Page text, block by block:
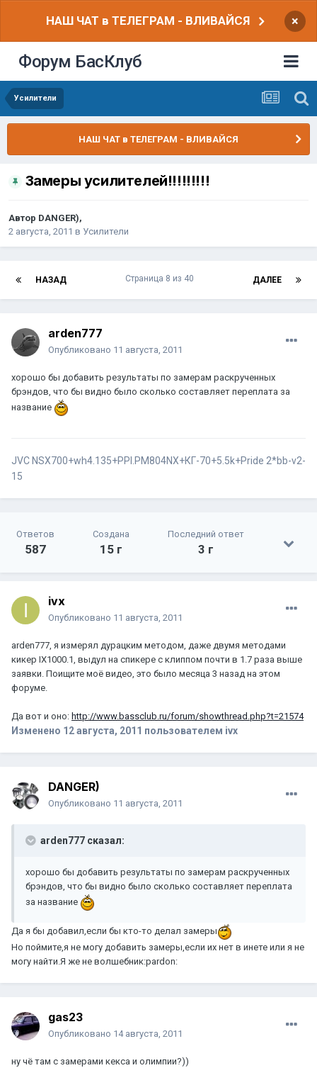
НАШ ЧАТ в ТЕЛЕГРАМ - ВЛИВАЙСЯ ×
Форум БасКлуб
Усилители
НАШ ЧАТ в ТЕЛЕГРАМ - ВЛИВАЙСЯ
Замеры усилителей!!!!!!!!!
Автор DANGER),
2 августа, 2011 в Усилители
НАЗАД ДАЛЕЕ
Страница 8 из 40
arden777
Опубликовано 11 августа, 2011
хорошо бы добавить результаты по замерам раскрученных
брэндов, что бы видно было сколько составляет переплата за
название
JVC NSX700+wh4.135+PPI.PM804NX+КГ-70+5.5k+Pride 2*bb-v2-
15
Ответов
587
Создана
15 г
Последний ответ
3 г
ivx
Опубликовано 11 августа, 2011
arden777, я измерял дурацким методом, даже двумя методами
кикер IX1000.1, выдул на спикере с клиппом почти в 1.7 раза выше
заявки. Поищите моё видео, это было месяца 3 назад на этом
форуме.
Да вот и оно: http://www.bassclub.ru/forum/showthread.php?t=21574
Изменено 12 августа, 2011 пользователем ivx
DANGER)
Опубликовано 11 августа, 2011
arden777 сказал:
хорошо бы добавить результаты по замерам раскрученных
брэндов, что бы видно было сколько составляет переплата
за название
Да я бы добавил,если бы кто-то делал замеры
Но поймите,я не могу добавить замеры,если их нет в инете или я не
могу найти.Я же не волшебник:pardon:
gas23
Опубликовано 14 августа, 2011
ну чё там с замерами кекса и олимпии?))